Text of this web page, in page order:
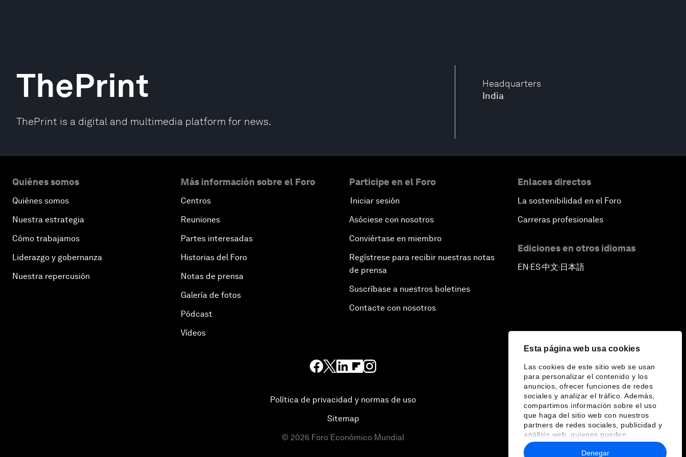
Esta página web usa cookies
Las cookies de este sitio web se usan
para personalizar el contenido y los
anuncios, ofrecer funciones de redes
sociales y analizar el tráfico. Además,
compartimos información sobre el uso
que haga del sitio web con nuestros
partners de redes sociales, publicidad y
análisis web, quienes pueden
combinarla con otra información que les
haya proporcionado o que hayan
Denegar
Headquarters
India
ThePrint
ThePrint is a digital and multimedia platform for news.
Quiénes somos
Quiénes somos
Nuestra estrategia
Cómo trabajamos
Liderazgo y gobernanza
Nuestra repercusión
Más información sobre el Foro
Centros
Reuniones
Partes interesadas
Historias del Foro
Notas de prensa
Galería de fotos
Pódcast
Vídeos
Participe en el Foro
Iniciar sesión
Asóciese con nosotros
Conviértase en miembro
Regístrese para recibir nuestras notas
de prensa
Suscríbase a nuestros boletines
Contacte con nosotros
Enlaces directos
La sostenibilidad en el Foro
Carreras profesionales
Ediciones en otros idiomas
EN▪ES▪中文▪ 日本語
Política de privacidad y normas de uso
Sitemap
© 2026 Foro Económico Mundial